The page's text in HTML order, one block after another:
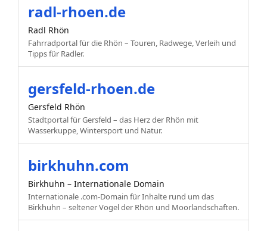
radl-rhoen.de
Radl Rhön
Fahrradportal für die Rhön – Touren, Radwege, Verleih und
Tipps für Radler.
gersfeld-rhoen.de
Gersfeld Rhön
Stadtportal für Gersfeld – das Herz der Rhön mit
Wasserkuppe, Wintersport und Natur.
birkhuhn.com
Birkhuhn – Internationale Domain
Internationale .com-Domain für Inhalte rund um das
Birkhuhn – seltener Vogel der Rhön und Moorlandschaften.